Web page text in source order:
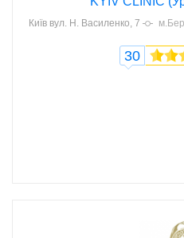
Київ вул. Н. Василенко, 7
30